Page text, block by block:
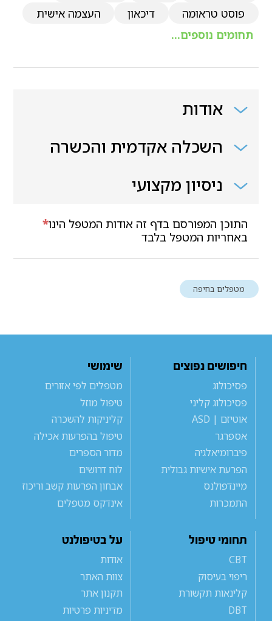
פוסט טראומה
דיכאון
העצמה אישית
תחומים נוספים...
אודות
השכלה אקדמית והכשרה
ניסיון מקצועי
*התוכן המפורסם בדף זה אודות המטפל הינו
באחריות המטפל בלבד
מטפלים בחיפה
חיפושים נפוצים
פסיכולוג
פסיכולוג קליני
אוטיזם | ASD
אספרגר
פיברומיאלגיה
הפרעת אישיות גבולית
מיינדפולנס
התמכרות
שימושי
מטפלים לפי אזורים
טיפול מוזל
קליניקות להשכרה
טיפול בהפרעות אכילה
מדור הספרים
לוח דרושים
אבחון הפרעות קשב וריכוז
אינדקס מטפלים
תחומי טיפול
CBT
ריפוי בעיסוק
קלינאות תקשורת
DBT
על בטיפולנט
אודות
צוות האתר
תקנון אתר
מדיניות פרטיות